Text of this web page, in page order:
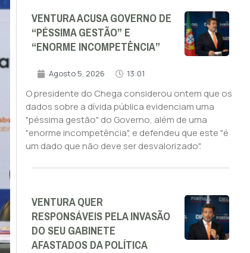
VENTURA ACUSA GOVERNO DE
“PÉSSIMA GESTÃO” E
“ENORME INCOMPETÊNCIA”
Agosto 5, 2026 13:01
O presidente do Chega considerou ontem que os
dados sobre a dívida pública evidenciam uma
"péssima gestão" do Governo, além de uma
"enorme incompetência", e defendeu que este "é
um dado que não deve ser desvalorizado".
VENTURA QUER
RESPONSÁVEIS PELA INVASÃO
DO SEU GABINETE
AFASTADOS DA POLÍTICA